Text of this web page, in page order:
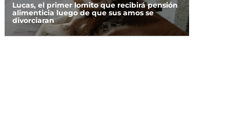
Lucas, el primer lomito que recibirá pensión
alimenticia luego de que sus amos se
divorciaran